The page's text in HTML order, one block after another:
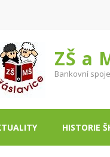
ZŠ a
Bankovní
HISTORIE